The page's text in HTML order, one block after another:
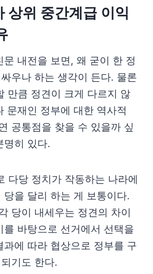
상위 중간계급 이익
문 내전을 보면, 왜 굳이 한 정
우나 하는 생각이 든다. 물론
만큼 정견이 크게 다르지 않
문재인 정부에 대한 역사적
공통점을 찾을 수 있을까 싶
명히 있다.
다당 정치가 작동하는 나라에
을 달리 하는 게 보통이다.
당이 내세우는 정견의 차이
바탕으로 선거에서 선택을
에 따라 협상으로 정부를 구
기도 한다.